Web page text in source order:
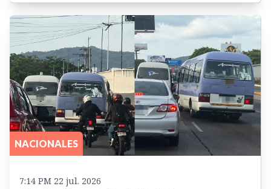
NACIONALES
7:14 PM 22 jul. 2026